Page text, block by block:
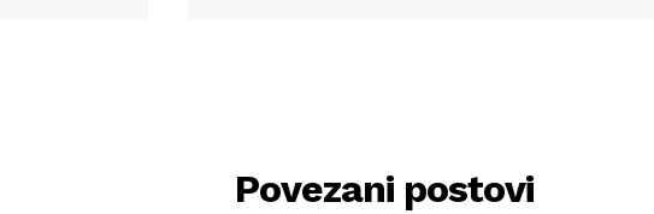
Povezani postovi